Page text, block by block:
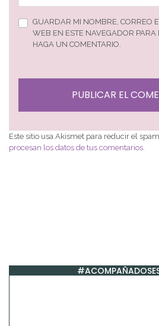
GUARDAR MI NOMBRE, CORREO
WEB EN ESTE NAVEGADOR PARA
HAGA UN COMENTARIO.
Este sitio usa Akismet para reducir el spam.
procesan los datos de tus comentarios